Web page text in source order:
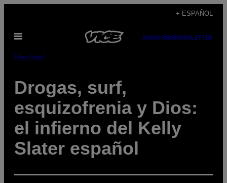
contenido
+ ESPAÑOL
Abrir
SUBSCRIBENEWSLETTER
Identidad
Drogas, surf,
esquizofrenia y Dios:
el infierno del Kelly
Slater español